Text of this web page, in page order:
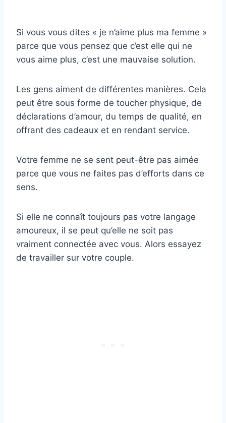
Si vous vous dites « je n’aime plus ma femme »
parce que vous pensez que c’est elle qui ne
vous aime plus, c’est une mauvaise solution.
Les gens aiment de différentes manières. Cela
peut être sous forme de toucher physique, de
déclarations d’amour, du temps de qualité, en
offrant des cadeaux et en rendant service.
Votre femme ne se sent peut-être pas aimée
parce que vous ne faites pas d’efforts dans ce
sens.
Si elle ne connaît toujours pas votre langage
amoureux, il se peut qu’elle ne soit pas
vraiment connectée avec vous. Alors essayez
de travailler sur votre couple.